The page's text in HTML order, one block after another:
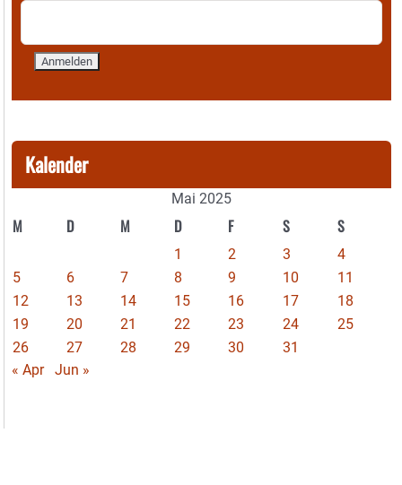
Kalender
Mai 2025
M D M D F S S
1 2 3
4
5
6 7 8 9 10
11
12
13 14 15 16 17
18
19
20 21 22 23 24
25
26
27 28 29 30
31
« Apr
Jun »